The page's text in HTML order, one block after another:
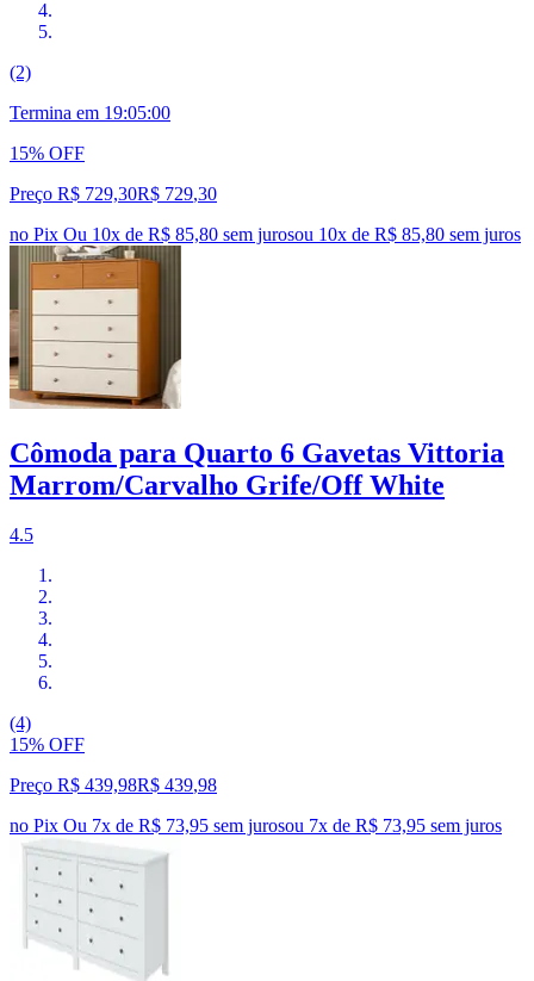
(2)
Termina em 19:04:59
15% OFF
Preço R$ 729,30R$ 729,30
no Pix Ou 10x de R$ 85,80 sem jurosou 10x de R$ 85,80 sem juros
Cômoda para Quarto 6 Gavetas Vittoria
Marrom/Carvalho Grife/Off White
4.5
(4)
15% OFF
Preço R$ 439,98R$ 439,98
no Pix Ou 7x de R$ 73,95 sem jurosou 7x de R$ 73,95 sem juros